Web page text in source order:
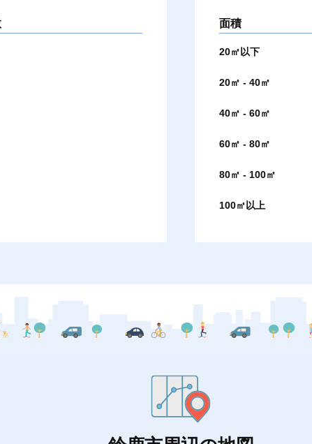
面積
20㎡以下
20㎡ - 40㎡
40㎡ - 60㎡
60㎡ - 80㎡
80㎡ - 100㎡
100㎡以上